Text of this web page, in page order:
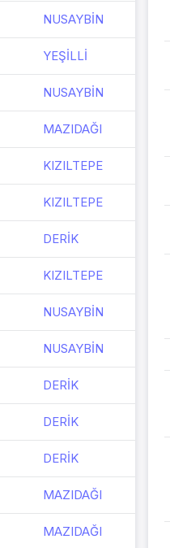
NUSAYBİN
YEŞİLLİ
NUSAYBİN
MAZIDAĞI
KIZILTEPE
KIZILTEPE
DERİK
KIZILTEPE
NUSAYBİN
NUSAYBİN
DERİK
DERİK
DERİK
MAZIDAĞI
MAZIDAĞI